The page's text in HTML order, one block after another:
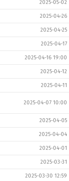
2025-05-02
2025-04-26
2025-04-25
2025-04-17
2025-04-16 19:00
2025-04-12
2025-04-11
2025-04-07 10:00
2025-04-05
2025-04-04
2025-04-01
2025-03-31
2025-03-30 12:59